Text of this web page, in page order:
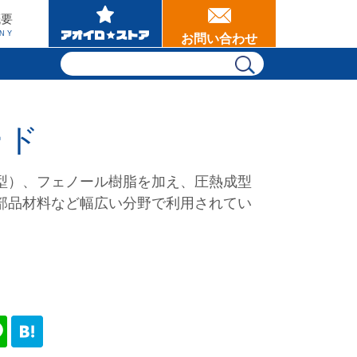
お問い合わせ
、フェノール樹脂を加え、圧熱成型
材料など幅広い分野で利用されてい